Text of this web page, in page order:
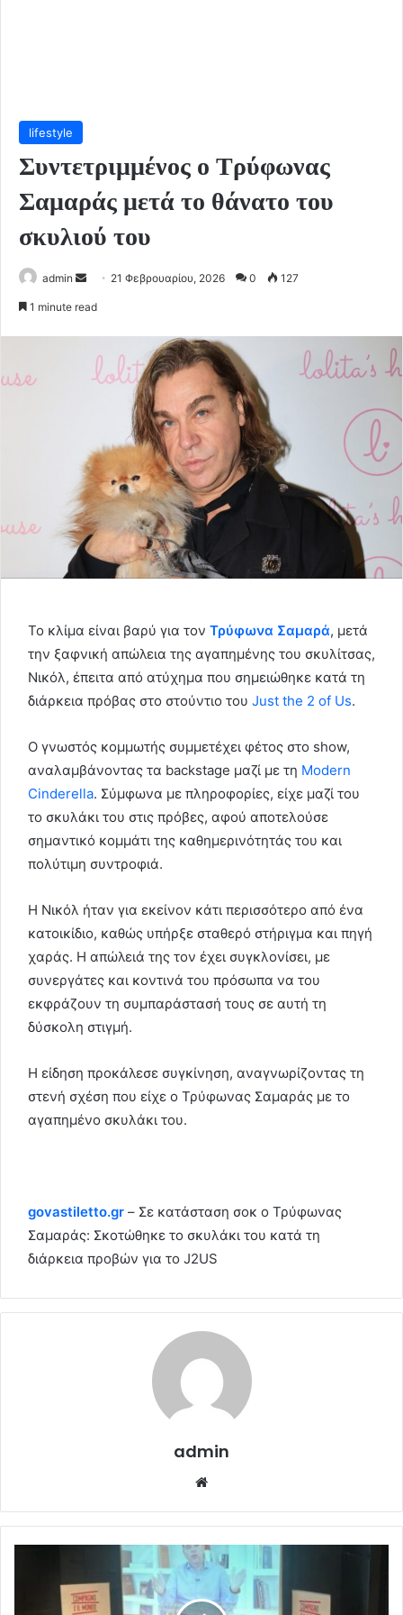
lifestyle
Συντετριμμένος ο Τρύφωνας
Σαμαράς μετά το θάνατο του
σκυλιού του
admin
Send 21 Φεβρουαρίου, 2026 0 127
1 minute read
Το κλίμα είναι βαρύ για τον Τρύφωνα Σαμαρά, μετά
την ξαφνική απώλεια της αγαπημένης του σκυλίτσας,
Νικόλ, έπειτα από ατύχημα που σημειώθηκε κατά τη
διάρκεια πρόβας στο στούντιο του Just the 2 of Us.
Ο γνωστός κομμωτής συμμετέχει φέτος στο show,
αναλαμβάνοντας τα backstage μαζί με τη Modern
Cinderella. Σύμφωνα με πληροφορίες, είχε μαζί του
το σκυλάκι του στις πρόβες, αφού αποτελούσε
σημαντικό κομμάτι της καθημερινότητάς του και
πολύτιμη συντροφιά.
Η Νικόλ ήταν για εκείνον κάτι περισσότερο από ένα
κατοικίδιο, καθώς υπήρξε σταθερό στήριγμα και πηγή
χαράς. Η απώλειά της τον έχει συγκλονίσει, με
συνεργάτες και κοντινά του πρόσωπα να του
εκφράζουν τη συμπαράστασή τους σε αυτή τη
δύσκολη στιγμή.
Η είδηση προκάλεσε συγκίνηση, αναγνωρίζοντας τη
στενή σχέση που είχε ο Τρύφωνας Σαμαράς με το
αγαπημένο σκυλάκι του.
govastiletto.gr – Σε κατάσταση σοκ ο Τρύφωνας
Σαμαράς: Σκοτώθηκε το σκυλάκι του κατά τη
διάρκεια προβών για το J2US
admin